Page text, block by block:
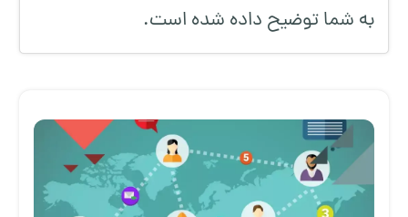
به شما توضیح داده شده است.